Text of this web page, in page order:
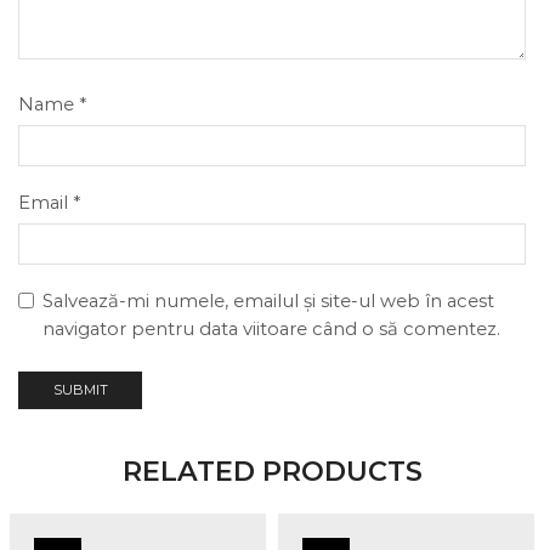
Name *
Email *
Salvează-mi numele, emailul și site-ul web în acest
navigator pentru data viitoare când o să comentez.
RELATED PRODUCTS